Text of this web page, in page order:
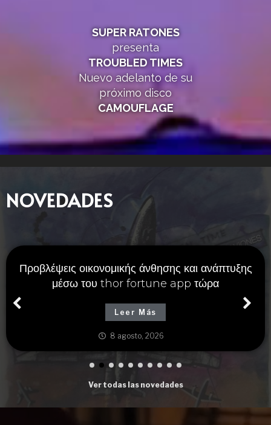
SUPER RATONES
presenta
TROUBLED TIMES
Nuevo adelanto de su
próximo disco
CAMOUFLAGE
NOVEDADES
Προβλέψεις οικονομικής άνθησης και ανάπτυξης
μέσω του thor fortune app τώρα
Leer Más
8 agosto, 2026
Ver todas las novedades